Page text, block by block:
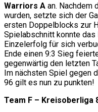
Warriors A an. Nachdem
wurden, setzte sich der
ersten Doppelblocks zur
Spielabschnitt konnte das
Einzelerfolg für sich
Ende einen 9:3 Sieg
gegenwärtig den letzten
Im nächsten Spiel gegen
96 gilt es nun zu punkten!
Team F – Kreisoberliga